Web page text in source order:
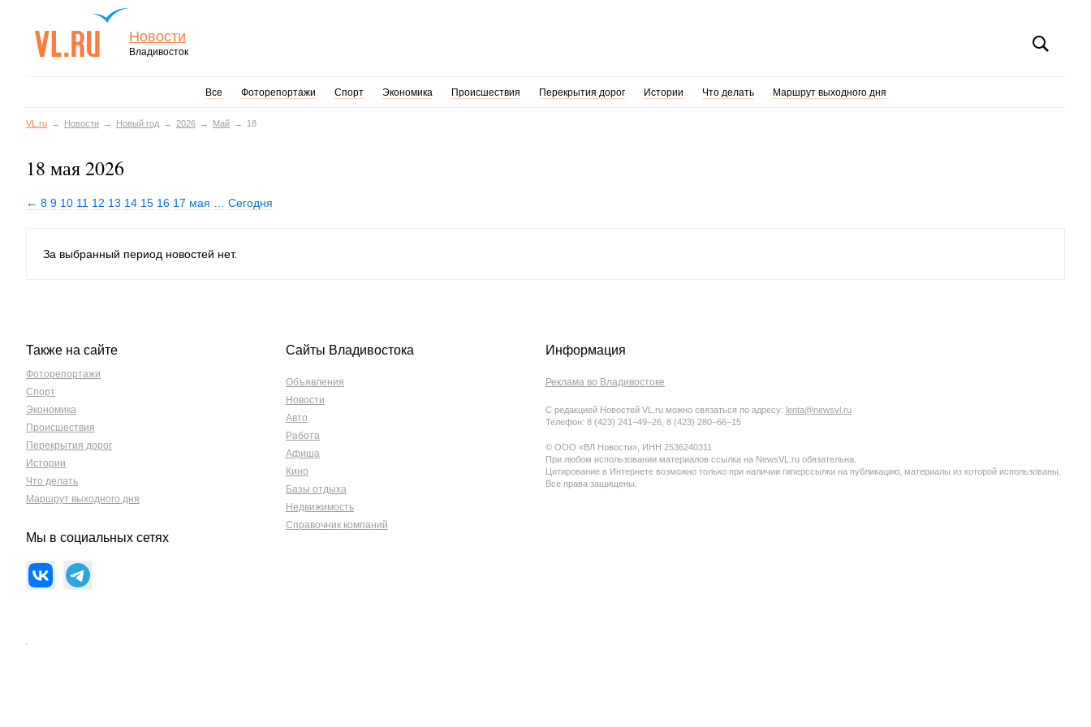
Новости
Владивосток
Все Фоторепортажи Спорт Экономика Происшествия Перекрытия дорог Истории Что делать Маршрут выходного дня
VL.ru Новости Новый год 2026 Май 18
18 мая 2026
← 8 9 10 11 12 13 14 15 16 17 мая Сегодня
За выбранный период новостей нет.
Также на сайте
Фоторепортажи
Спорт
Экономика
Происшествия
Перекрытия дорог
Истории
Что делать
Маршрут выходного дня
Мы в социальных сетях
Сайты Владивостока
Объявления
Новости
Авто
Работа
Афиша
Кино
Базы отдыха
Недвижимость
Справочник компаний
Информация
Реклама во Владивостоке
С редакцией Новостей VL.ru можно связаться по адресу: lenta@newsvl.ru
Телефон: 8 (423) 241−49−26, 8 (423) 280−66−15
© ООО «ВЛ Новости», ИНН 2536240311
При любом использовании материалов ссылка на NewsVL.ru обязательна.
Цитирование в Интернете возможно только при наличии гиперссылки на публикацию, материалы из которой использованы.
Все права защищены.